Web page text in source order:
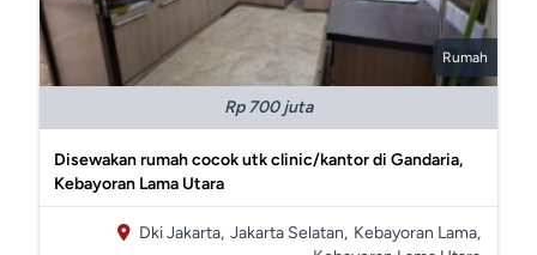
Rumah
Rp 700 juta
Disewakan rumah cocok utk clinic/kantor di Gandaria,
Kebayoran Lama Utara
Dki Jakarta, Jakarta Selatan, Kebayoran Lama,